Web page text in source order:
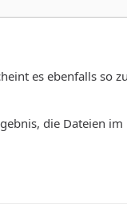
es ebenfalls so
die Dateien